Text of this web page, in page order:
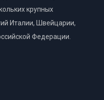
крупных
Италии, Швейцарии,
Федерации.